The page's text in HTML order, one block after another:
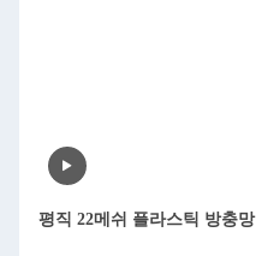
평직 22메쉬 플라스틱 방충망